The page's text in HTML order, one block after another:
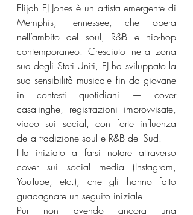
Elijah EJ Jones è un artista emergente di
Memphis, Tennessee, che opera
nell’ambito del soul, R&B e hip-hop
contemporaneo. Cresciuto nella zona
sud degli Stati Uniti, EJ ha sviluppato la
sua sensibilità musicale fin da giovane
in contesti quotidiani — cover
casalinghe, registrazioni improvvisate,
video sui social, con forte influenza
della tradizione soul e R&B del Sud.
Ha iniziato a farsi notare attraverso
cover sui social media (Instagram,
YouTube, etc.), che gli hanno fatto
guadagnare un seguito iniziale.
Pur non avendo ancora una